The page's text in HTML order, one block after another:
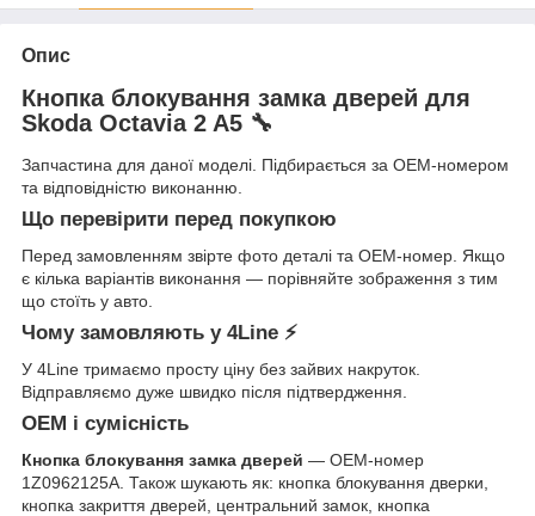
Опис
Кнопка блокування замка дверей для
Skoda Octavia 2 A5 🔧
Запчастина для даної моделі. Підбирається за OEM-номером
та відповідністю виконанню.
Що перевірити перед покупкою
Перед замовленням звірте фото деталі та OEM-номер. Якщо
є кілька варіантів виконання — порівняйте зображення з тим
що стоїть у авто.
Чому замовляють у 4Line ⚡
У 4Line тримаємо просту ціну без зайвих накруток.
Відправляємо дуже швидко після підтвердження.
OEM і сумісність
Кнопка блокування замка дверей — OEM-номер
1Z0962125A. Також шукають як: кнопка блокування дверки,
кнопка закриття дверей, центральний замок, кнопка